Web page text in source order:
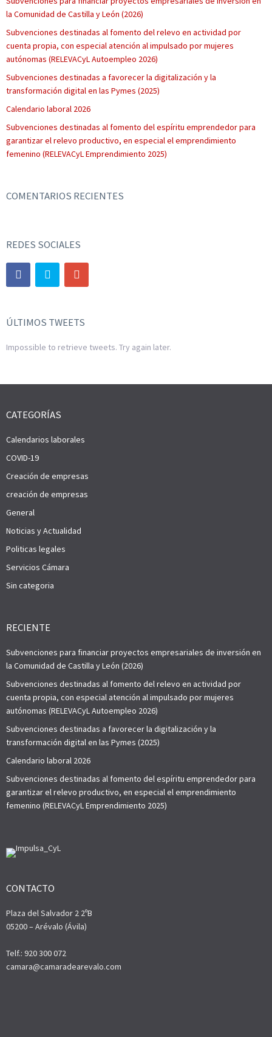
la Comunidad de Castilla y León (2026)
Subvenciones destinadas al fomento del relevo en actividad por
cuenta propia, con especial atención al impulsado por mujeres
autónomas (RELEVACyL Autoempleo 2026)
Subvenciones destinadas a favorecer la digitalización y la
transformación digital en las Pymes (2025)
Calendario laboral 2026
Subvenciones destinadas al fomento del espíritu emprendedor para
garantizar el relevo productivo, en especial el emprendimiento
femenino (RELEVACyL Emprendimiento 2025)
COMENTARIOS RECIENTES
REDES SOCIALES
ÚLTIMOS TWEETS
Impossible to retrieve tweets. Try again later.
CATEGORÍAS
Calendarios laborales
COVID-19
Creación de empresas
creación de empresas
General
Noticias y Actualidad
Politicas legales
Servicios Cámara
Sin categoria
RECIENTE
Subvenciones para financiar proyectos empresariales de inversión en
la Comunidad de Castilla y León (2026)
Subvenciones destinadas al fomento del relevo en actividad por
cuenta propia, con especial atención al impulsado por mujeres
autónomas (RELEVACyL Autoempleo 2026)
Subvenciones destinadas a favorecer la digitalización y la
transformación digital en las Pymes (2025)
Calendario laboral 2026
Subvenciones destinadas al fomento del espíritu emprendedor para
garantizar el relevo productivo, en especial el emprendimiento
femenino (RELEVACyL Emprendimiento 2025)
CONTACTO
Plaza del Salvador 2 2ºB
05200 – Arévalo (Ávila)
Telf.: 920 300 072
camara@camaradearevalo.com